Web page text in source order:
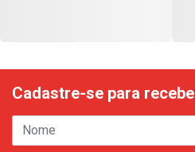
Cadastre-se para